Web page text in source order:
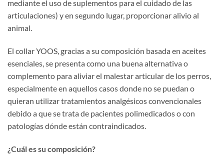
mediante el uso de suplementos para el cuidado de las
articulaciones) y en segundo lugar, proporcionar alivio al
animal.
El collar YOOS, gracias a su composición basada en aceites
esenciales, se presenta como una buena alternativa o
complemento para aliviar el malestar articular de los perros,
especialmente en aquellos casos donde no se puedan o
quieran utilizar tratamientos analgésicos convencionales
debido a que se trata de pacientes polimedicados o con
patologías dónde están contraindicados.
¿Cuál es su composición?